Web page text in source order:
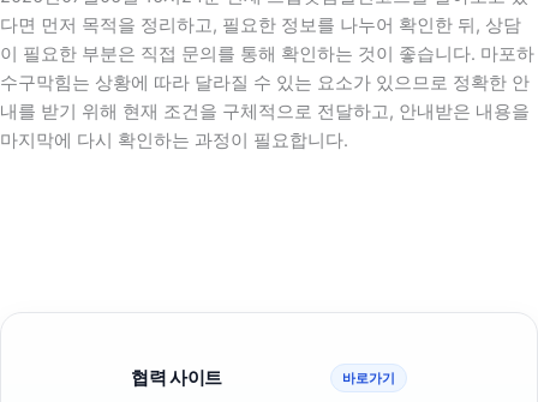
다면 먼저 목적을 정리하고, 필요한 정보를 나누어 확인한 뒤, 상담
이 필요한 부분은 직접 문의를 통해 확인하는 것이 좋습니다. 마포하
수구막힘는 상황에 따라 달라질 수 있는 요소가 있으므로 정확한 안
내를 받기 위해 현재 조건을 구체적으로 전달하고, 안내받은 내용을
마지막에 다시 확인하는 과정이 필요합니다.
협력 사이트 바로가기